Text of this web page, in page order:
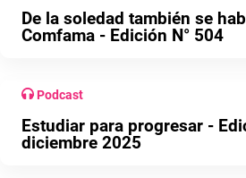
De la soledad también se
Comfama - Edición N° 504
Podcast
Estudiar para progresar -
diciembre 2025